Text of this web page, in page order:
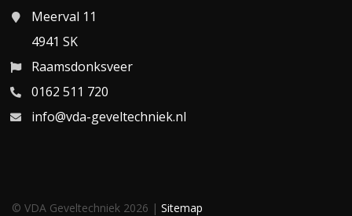
Meerval 11
4941 SK
Raamsdonksveer
0162 511 720
info@vda-geveltechniek.nl
© VDA Geveltechniek 2026 | Sitemap